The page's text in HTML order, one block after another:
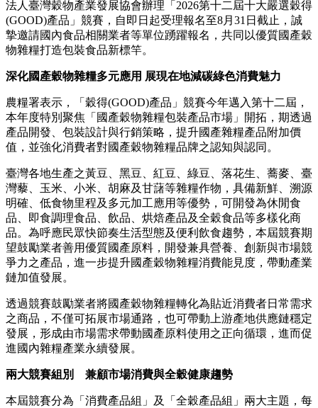
法人臺灣穀物產業發展協會辦理「2026第十二屆十大嚴選穀得
(GOOD)產品」競賽，自即日起受理報名至8月31日截止，誠
摯邀請國內食品相關業者等單位踴躍報名，共同以優質國產穀
物雜糧打造包裝食品新標竿。
深化國產穀物雜糧多元應用 展現在地減碳綠色消費魅力
農糧署表示，「穀得(GOOD)產品」競賽今年邁入第十二屆，
本年度特別聚焦「國產穀物雜糧包裝產品市場」開拓，期透過
產品開發、包裝設計與行銷策略，提升國產雜糧產品附加價
值，並強化消費者對國產穀物雜糧品牌之認知與認同。
臺灣各地生產之黃豆、黑豆、紅豆、綠豆、落花生、蕎麥、臺
灣藜、玉米、小米、胡麻及甘藷等雜糧作物，具備新鮮、溯源
明確、低食物里程及多元加工應用等優勢，可開發為休閒食
品、即食調理食品、飲品、烘焙產品及全穀食品等多樣化商
品。為呼應民眾快節奏生活型態及便利飲食趨勢，本屆競賽期
望鼓勵業者善用優質國產原料，開發兼具營養、創新與市場競
爭力之產品，進一步提升國產穀物雜糧消費能見度，帶動產業
鏈加值發展。
透過競賽鼓勵業者將國產穀物雜糧轉化為貼近消費者日常需求
之商品，不僅可拓展市場通路，也可帶動上游產地供應鏈穩定
發展，形成由市場需求帶動國產原料使用之正向循環，進而促
進國內雜糧產業永續發展。
兩大競賽組別 兼顧市場消費與全穀健康趨勢
本屆競賽分為「消費產品組」及「全穀產品組」兩大主題，每